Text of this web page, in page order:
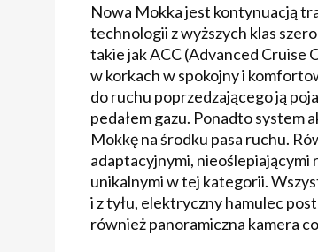
Nowa Mokka jest kontynuacją
technologii z wyższych klas
takie jak ACC (Advanced Cruise
w korkach w spokojny i
do ruchu poprzedzającego ją
pedałem gazu. Ponadto
Mokkę na środku pasa ruchu.
adaptacyjnymi,
unikalnymi w tej kategorii.
i z tyłu, elektryczny hamulec
również panoramiczna kamera